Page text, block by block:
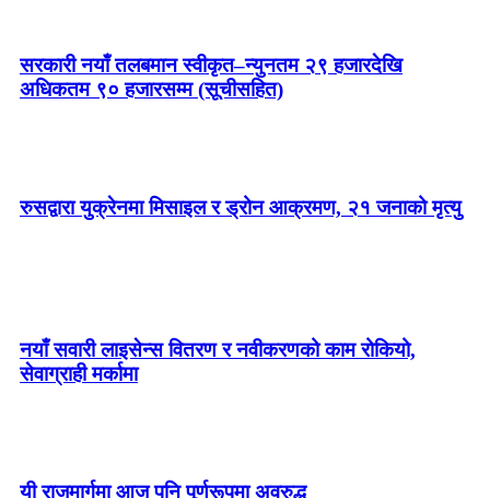
सरकारी नयाँ तलबमान स्वीकृत–न्युनतम २९ हजारदेखि
अधिकतम ९० हजारसम्म (सूचीसहित)
रुसद्वारा युक्रेनमा मिसाइल र ड्रोन आक्रमण, २१ जनाको मृत्यु
नयाँ सवारी लाइसेन्स वितरण र नवीकरणको काम रोकियो,
सेवाग्राही मर्कामा
यी राजमार्गमा आज पनि पूर्णरूपमा अवरुद्ध